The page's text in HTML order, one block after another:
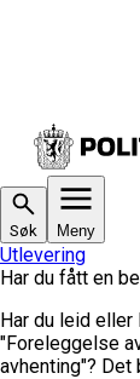
Søk Meny
Utlevering
Har du fått en
Har du leid eller
"Foreleggelse
avhenting"?